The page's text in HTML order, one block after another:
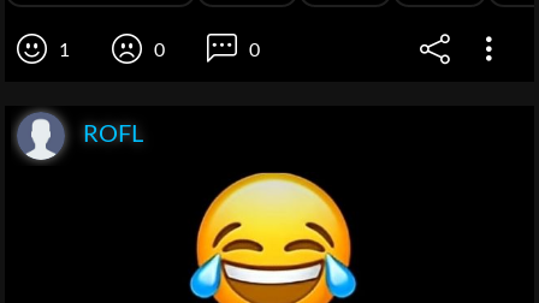
1 0 0
ROFL